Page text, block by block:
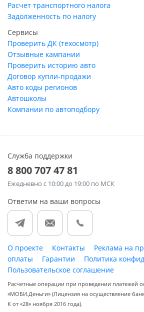
Расчет транспортного налога
Задолженность по налогу
Сервисы
Проверить ДК (техосмотр)
Отзывные кампании
Проверить историю авто
Договор купли-продажи
Авто коды регионов
Автошколы
Компании по автоподбору
Служба поддержки
8 800 707 47 81
Ежедневно с 10:00 до 19:00 по МСК
Ответим на ваши вопросы
О проекте Контакты Реклама на
оплаты
Гарантии
Политика
Пользовательское соглашение
Расчетные операции при проведении платежей
«МОБИ.Деньги» (Лицензия на осуществление
К от «28» ноября 2016 года).